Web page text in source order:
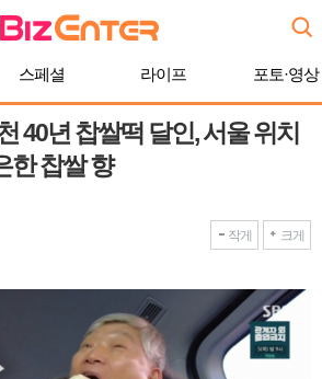
스페셜 라이프 포토·영상
40년 찹쌀떡 달인, 서울 위치
한 찹쌀 향
작게 크게